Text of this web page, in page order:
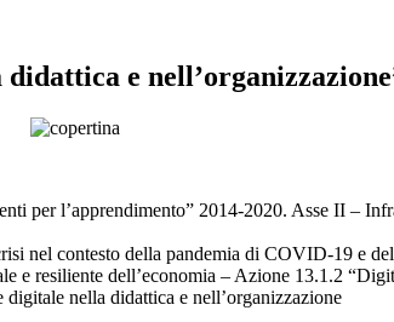
e
per l’apprendimento” 2014-2020. Asse II –
nel contesto della pandemia di COVID-19 e
e resiliente dell’economia – Azione 13.1.2
nella didattica e nell’organizzazione